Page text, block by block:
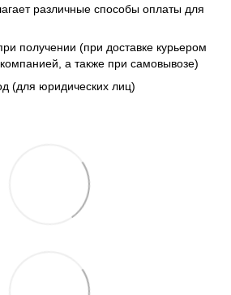
различные способы оплаты для
получении (при доставке курьером
а также при самовывозе)
(для юридических лиц)